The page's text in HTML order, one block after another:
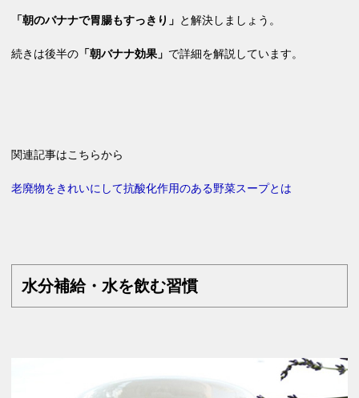
「朝のバナナで胃腸もすっきり」 と解決しましょう。
続きは後半の 「朝バナナ効果」 で詳細を解説しています。
関連記事はこちらから
老廃物をきれいにして抗酸化作用のある野菜スープとは
水分補給・水を飲む習慣